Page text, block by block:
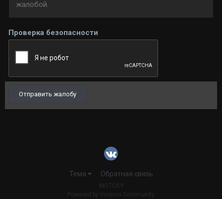
жалобой.
Проверка безопасности
Отправить жалобу
Тема Обратная связь
MOTO59
Powered by Invision Community